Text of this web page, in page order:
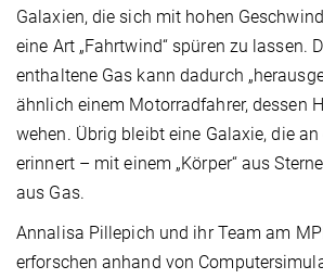
Galaxien, die sich mit hohen
eine Art „Fahrtwind“ spüren zu lassen.
enthaltene Gas kann dadurch
ähnlich einem Motorradfahrer, dessen
wehen. Übrig bleibt eine Galaxie, die an
erinnert – mit einem „Körper“ aus
aus Gas.
Annalisa Pillepich und ihr Team am
erforschen anhand von